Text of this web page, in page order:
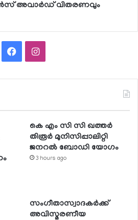
അവാര്‍ഡ് വിതരണവും
FacebookInstagram
കെ എം സി സി ഖത്തര്‍
തിരൂര്‍ മുനിസിപ്പാലിറ്റി
ജനറല്‍ ബോഡി യോഗം
3 hours ago
സംഗീതാസ്വാദകര്‍ക്ക്
അവിസ്മരണീയ